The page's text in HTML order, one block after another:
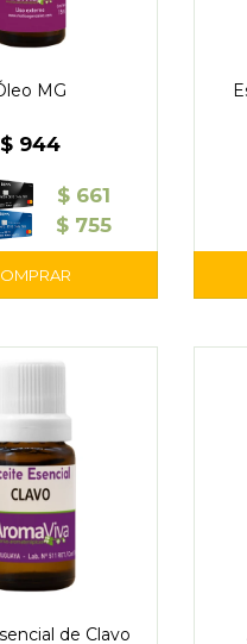
MG
$ 944
$ 661
$ 755
de Clavo